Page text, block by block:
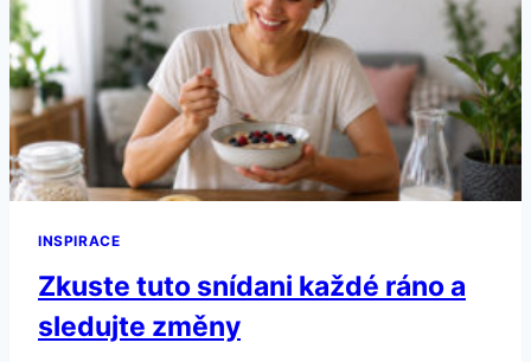
INSPIRACE
Zkuste tuto snídani každé ráno a
sledujte změny